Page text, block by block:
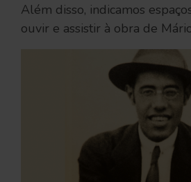
Além disso, indicamos
ouvir e assistir à obra de